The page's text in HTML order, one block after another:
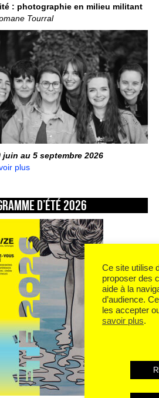
: photographie en milieu militant
Tourral
juin au 5 septembre 2026
plus
d’été 2026
Ce site utilise
proposer des
aide à la
d’audience.
les accepter
savoir plus.